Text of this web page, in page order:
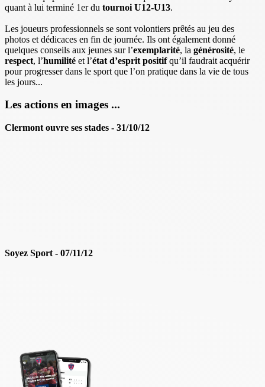
quant à lui terminé 1er du tournoi U12-U13.
Les joueurs professionnels se sont volontiers prêtés au jeu des
photos et dédicaces en fin de journée. Ils ont également donné
quelques conseils aux jeunes sur l’exemplarité, la générosité, le
respect, l’humilité et l’état d’esprit positifqu’il faudrait acquérir
pour progresser dans le sport que l’on pratique dans la vie de tous
les jours...
Les actions en images ...
Clermont ouvre ses stades - 31/10/12
Soyez Sport - 07/11/12